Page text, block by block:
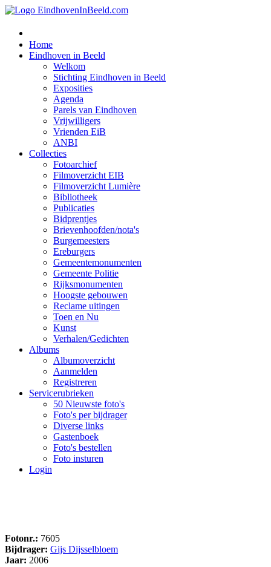
Home
Eindhoven in Beeld
Welkom
Stichting Eindhoven in Beeld
Exposities
Agenda
Parels van Eindhoven
Vrijwilligers
Vrienden EiB
ANBI
Collecties
Fotoarchief
Filmoverzicht EIB
Filmoverzicht Lumière
Bibliotheek
Publicaties
Bidprentjes
Brievenhoofden/nota's
Burgemeesters
Ereburgers
Gemeentemonumenten
Gemeente Politie
Rijksmonumenten
Hoogste gebouwen
Reclame uitingen
Toen en Nu
Kunst
Verhalen/Gedichten
Albums
Albumoverzicht
Aanmelden
Registreren
Servicerubrieken
50 Nieuwste foto's
Foto's per bijdrager
Diverse links
Gastenboek
Foto's bestellen
Foto insturen
Login
Fotonr.: 7605
Bijdrager: Gijs Dijsselbloem
Jaar: 2006